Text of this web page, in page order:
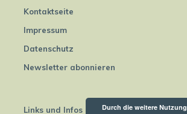
Kontaktseite
Impressum
Datenschutz
Newsletter abonnieren
Links und Infos
Durch die weitere Nutzung